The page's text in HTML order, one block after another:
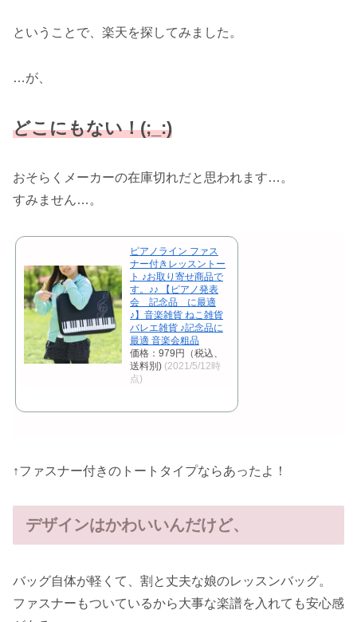
ということで、楽天を探してみました。
…が、
どこにもない！(;_:)
おそらくメーカーの在庫切れだと思われます…。
すみません…。
ピアノライン ファス
ナー付きレッスントー
ト ♪お取り寄せ商品で
す。♪♪ 【ピアノ発表
会 記念品 に最適
♪】音楽雑貨 ねこ雑貨
バレエ雑貨 ♪記念品に
最適 音楽会粗品
価格：979円（税込、
送料別) (2021/5/12時
点)
↑ファスナー付きのトートタイプならあったよ！
デザインはかわいいんだけど、
バッグ自体が軽くて、割と丈夫な娘のレッスンバッグ。
ファスナーもついているから大事な楽譜を入れても安心感